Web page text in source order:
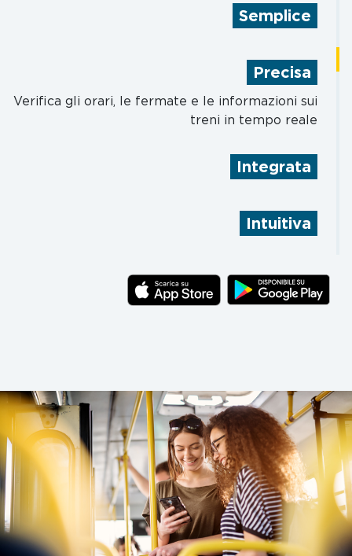
Semplice
metro della tua città
Precisa
Verifica gli orari, le fermate e le informazioni sui
treni in tempo reale
Integrata
più adatta a te per arrivare a destinazione
Intuitiva
mappa intuitiva